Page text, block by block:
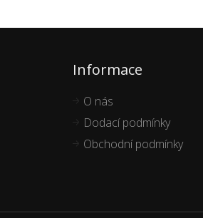
Informace
O nás
Dodací podmínky
Obchodní podmínky